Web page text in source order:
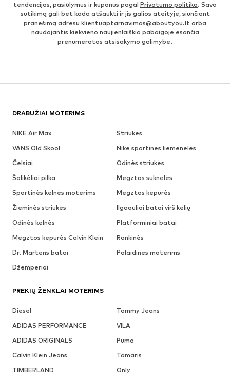
tendencijas, pasiūlymus ir kuponus pagal Privatumo politika. Savo
sutikimą gali bet kada atšaukti ir jis galios ateityje, siunčiant
pranešimą adresu klientuaptarnavimas@aboutyou.lt arba
naudojantis kiekvieno naujienlaiškio pabaigoje esančia
prenumeratos atsisakymo galimybe.
DRABUŽIAI MOTERIMS
NIKE Air Max
Striukės
VANS Old Skool
Nike sportinės liemenėlės
Čelsiai
Odinės striukės
Šalikėliai pilka
Megztos suknelės
Sportinės kelnės moterims
Megztos kepurės
Žieminės striukės
Ilgaauliai batai virš kelių
Odinės kelnės
Platforminiai batai
Megztos kepurės Calvin Klein
Rankinės
Dr. Martens batai
Palaidinės moterims
Džemperiai
PREKIŲ ŽENKLAI MOTERIMS
Diesel
Tommy Jeans
ADIDAS PERFORMANCE
VILA
ADIDAS ORIGINALS
Puma
Calvin Klein Jeans
Tamaris
TIMBERLAND
Only